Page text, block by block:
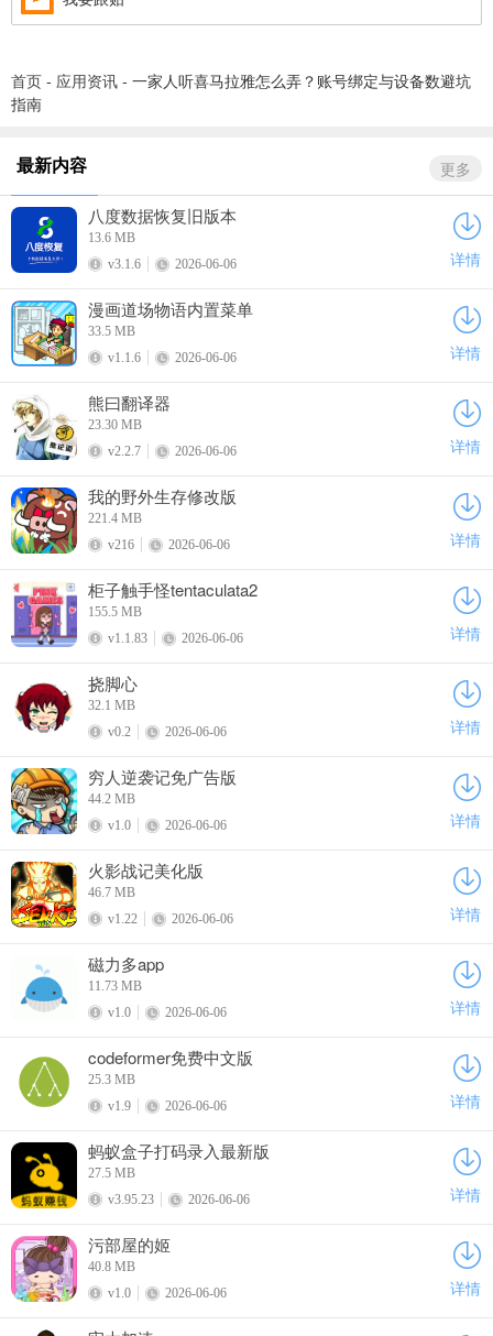
首页 - 应用资讯 - 一家人听喜马拉雅怎么弄？账号绑定与设备数避坑
指南
最新内容 更多
八度数据恢复旧版本
13.6 MB
v3.1.6
2026-06-06 详情
漫画道场物语内置菜单
33.5 MB
v1.1.6
2026-06-06 详情
熊曰翻译器
23.30 MB
v2.2.7
2026-06-06 详情
我的野外生存修改版
221.4 MB
v216
2026-06-06 详情
柜子触手怪tentaculata2
155.5 MB
v1.1.83
2026-06-06 详情
挠脚心
32.1 MB
v0.2
2026-06-06 详情
穷人逆袭记免广告版
44.2 MB
v1.0
2026-06-06 详情
火影战记美化版
46.7 MB
v1.22
2026-06-06 详情
磁力多app
11.73 MB
v1.0
2026-06-06 详情
codeformer免费中文版
25.3 MB
v1.9
2026-06-06 详情
蚂蚁盒子打码录入最新版
27.5 MB
v3.95.23
2026-06-06 详情
污部屋的姬
40.8 MB
v1.0
2026-06-06 详情